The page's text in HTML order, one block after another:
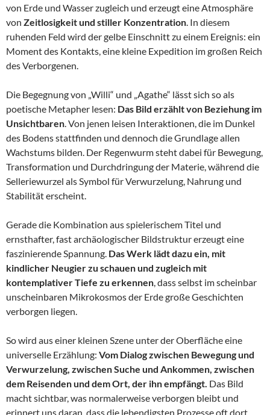
von Erde und Wasser zugleich und erzeugt eine Atmosphäre
von Zeitlosigkeit und stiller Konzentration. In diesem
ruhenden Feld wird der gelbe Einschnitt zu einem Ereignis: ein
Moment des Kontakts, eine kleine Expedition im großen Reich
des Verborgenen.
Die Begegnung von „Willi“ und „Agathe“ lässt sich so als
poetische Metapher lesen: Das Bild erzählt von Beziehung im
Unsichtbaren. Von jenen leisen Interaktionen, die im Dunkel
des Bodens stattfinden und dennoch die Grundlage allen
Wachstums bilden. Der Regenwurm steht dabei für Bewegung,
Transformation und Durchdringung der Materie, während die
Selleriewurzel als Symbol für Verwurzelung, Nahrung und
Stabilität erscheint.
Gerade die Kombination aus spielerischem Titel und
ernsthafter, fast archäologischer Bildstruktur erzeugt eine
faszinierende Spannung. Das Werk lädt dazu ein, mit
kindlicher Neugier zu schauen und zugleich mit
kontemplativer Tiefe zu erkennen, dass selbst im scheinbar
unscheinbaren Mikrokosmos der Erde große Geschichten
verborgen liegen.
So wird aus einer kleinen Szene unter der Oberfläche eine
universelle Erzählung: Vom Dialog zwischen Bewegung und
Verwurzelung, zwischen Suche und Ankommen, zwischen
dem Reisenden und dem Ort, der ihn empfängt. Das Bild
macht sichtbar, was normalerweise verborgen bleibt und
erinnert uns daran, dass die lebendigsten Prozesse oft dort